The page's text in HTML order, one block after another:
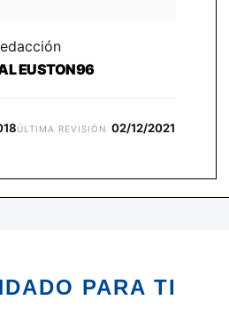
EUSTON96
ÚLTIMA REVISIÓN 02/12/2021
PARA TI